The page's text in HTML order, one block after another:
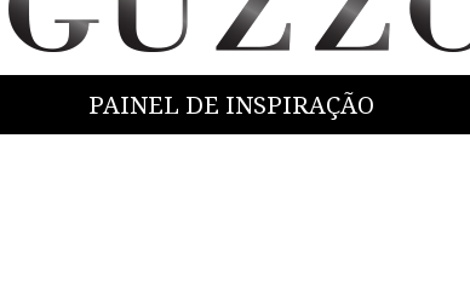
PAINEL DE INSPIRAÇÃO